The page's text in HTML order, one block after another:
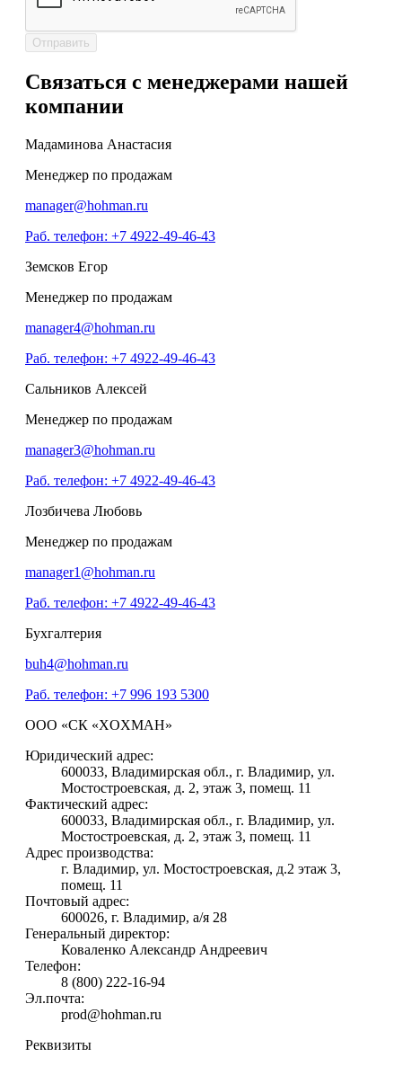
Отправить
Связаться с менеджерами нашей
компании
Мадаминова Анастасия
Менеджер по продажам
manager@hohman.ru
Раб. телефон: +7 4922-49-46-43
Земсков Егор
Менеджер по продажам
manager4@hohman.ru
Раб. телефон: +7 4922-49-46-43
Сальников Алексей
Менеджер по продажам
manager3@hohman.ru
Раб. телефон: +7 4922-49-46-43
Лозбичева Любовь
Менеджер по продажам
manager1@hohman.ru
Раб. телефон: +7 4922-49-46-43
Бухгалтерия
buh4@hohman.ru
Раб. телефон: +7 996 193 5300
ООО «СК «XOXMAH»
Юридический адрес:
600033, Владимирская обл., г. Владимир, ул.
Мостостроевская, д. 2, этаж 3, помещ. 11
Фактический адрес:
600033, Владимирская обл., г. Владимир, ул.
Мостостроевская, д. 2, этаж 3, помещ. 11
Адрес производства:
г. Владимир, ул. Мостостроевская, д.2 этаж 3,
помещ. 11
Почтовый адрес:
600026, г. Владимир, а/я 28
Генеральный директор:
Коваленко Александр Андреевич
Телефон:
8 (800) 222-16-94
Эл.почта:
prod@hohman.ru
Реквизиты